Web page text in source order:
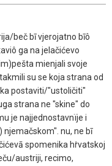
beč bī vjerojatno bīô
ga na jelačićevo
mienjali svoje
su se koja strana od
postaviti/"ustoličiti"
strana ne "skine" do
je najjednostavnïje i
nu, ne bī
spomenika hṙvatskoj
austriji, recimo,